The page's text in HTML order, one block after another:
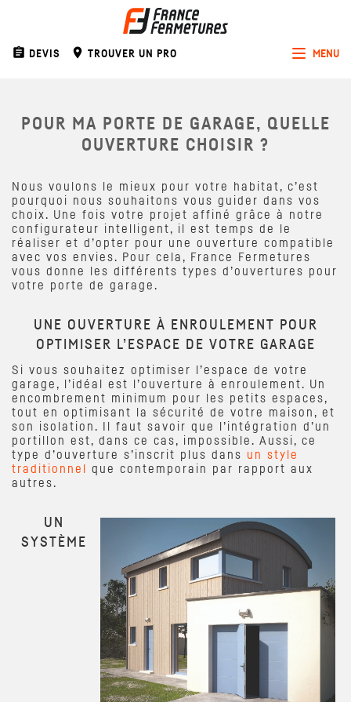
Toggle
MENU
assignment DEVIS room TROUVER UN PRO
POUR MA PORTE DE GARAGE, QUELLE
OUVERTURE CHOISIR ?
Nous voulons le mieux pour votre habitat, c’est
pourquoi nous souhaitons vous guider dans vos
choix. Une fois votre projet affiné grâce à notre
configurateur intelligent, il est temps de le
réaliser et d’opter pour une ouverture compatible
avec vos envies. Pour cela, France Fermetures
vous donne les différents types d’ouvertures pour
votre porte de garage.
UNE OUVERTURE À ENROULEMENT POUR
OPTIMISER L’ESPACE DE VOTRE GARAGE
Si vous souhaitez optimiser l’espace de votre
garage, l’idéal est l’ouverture à enroulement. Un
encombrement minimum pour les petits espaces,
tout en optimisant la sécurité de votre maison, et
son isolation. Il faut savoir que l’intégration d’un
portillon est, dans ce cas, impossible. Aussi, ce
type d’ouverture s’inscrit plus dans un style
traditionnel
que contemporain par rapport aux
autres.
UN
SYSTÈME